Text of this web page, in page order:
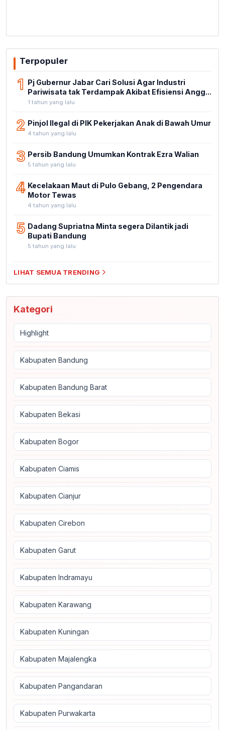
Terpopuler
1 Pj Gubernur Jabar Cari Solusi Agar Industri
Pariwisata tak Terdampak Akibat Efisiensi Angg...
1 tahun yang lalu
2 Pinjol Ilegal di PIK Pekerjakan Anak di Bawah Umur
4 tahun yang lalu
3 Persib Bandung Umumkan Kontrak Ezra Walian
5 tahun yang lalu
4 Kecelakaan Maut di Pulo Gebang, 2 Pengendara
Motor Tewas
4 tahun yang lalu
5 Dadang Supriatna Minta segera Dilantik jadi
Bupati Bandung
5 tahun yang lalu
LIHAT SEMUA TRENDING
Kategori
Highlight
Kabupaten Bandung
Kabupaten Bandung Barat
Kabupaten Bekasi
Kabupaten Bogor
Kabupaten Ciamis
Kabupaten Cianjur
Kabupaten Cirebon
Kabupaten Garut
Kabupaten Indramayu
Kabupaten Karawang
Kabupaten Kuningan
Kabupaten Majalengka
Kabupaten Pangandaran
Kabupaten Purwakarta